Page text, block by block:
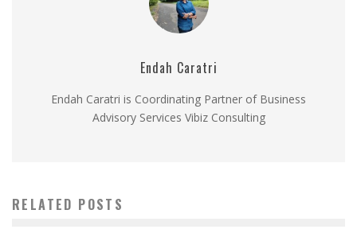
Endah Caratri
Endah Caratri is Coordinating Partner of Business
Advisory Services Vibiz Consulting
RELATED POSTS